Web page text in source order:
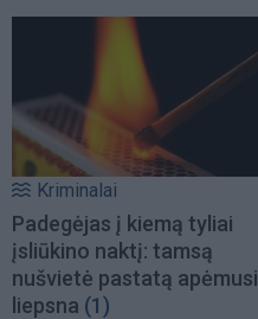
Kriminalai
Padegėjas į kiemą tyliai
įsliūkino naktį: tamsą
nušvietė pastatą apėmusi
liepsna (1)